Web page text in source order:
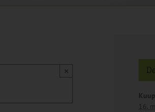
×
16.